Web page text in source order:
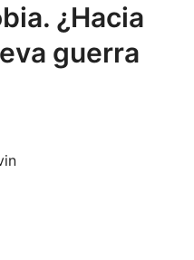
¿Hacia
guerra